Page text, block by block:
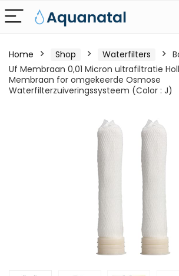
Home Shop Waterfilters
Uf Membraan 0,01 Micron ultrafiltratie
Membraan for omgekeerde Osmose
Waterfilterzuiveringssysteem (Color : J)